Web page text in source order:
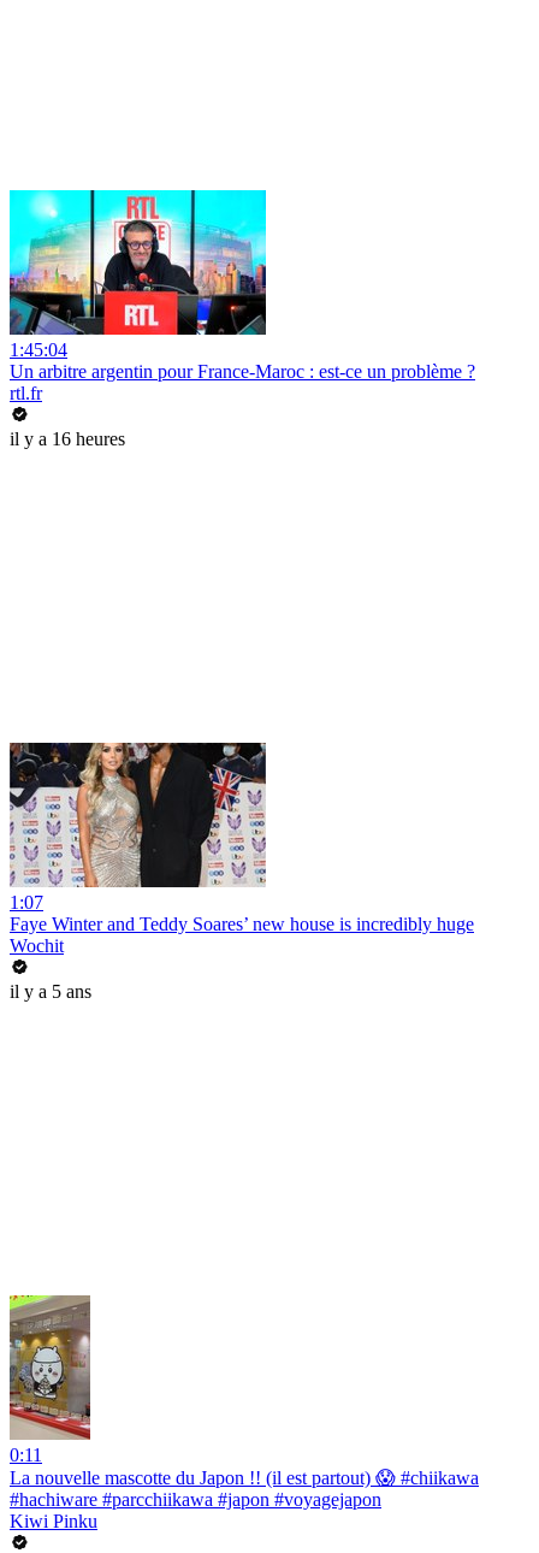
1:45:04
Un arbitre argentin pour France-Maroc : est-ce un problème ?
rtl.fr
il y a 16 heures
1:07
Faye Winter and Teddy Soares’ new house is incredibly huge
Wochit
il y a 5 ans
0:11
La nouvelle mascotte du Japon !! (il est partout) 😱 #chiikawa
#hachiware #parcchiikawa #japon #voyagejapon
Kiwi Pinku